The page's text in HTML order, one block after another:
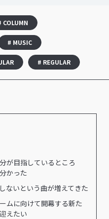
COLUMN
# MUSIC
# REGULAR
が目指しているところ
かった
ないという曲が増えてきた
ムに向けて開幕する新た
えたい